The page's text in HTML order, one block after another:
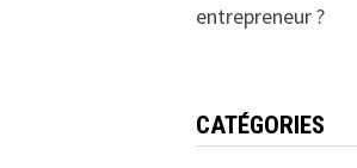
entrepreneur ?
CATÉGORIES